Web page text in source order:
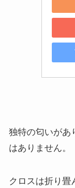
独特の匂いがあ
はありません。
クロスは折り畳